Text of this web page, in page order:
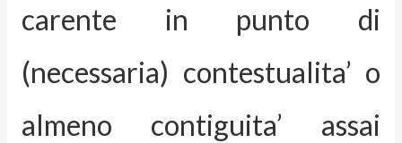
carente in punto di
(necessaria) contestualita’ o
almeno contiguita’ assai